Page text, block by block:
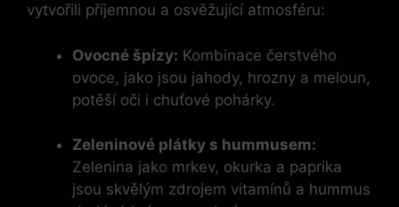
vytvořili příjemnou a osvěžující atmosféru:
Ovocné špízy: Kombinace čerstvého
ovoce, jako jsou jahody, hrozny a meloun,
potěší oči i chuťové pohárky.
Zeleninové plátky s hummusem:
Zelenina jako mrkev, okurka a paprika
jsou skvělým zdrojem vitamínů a hummus